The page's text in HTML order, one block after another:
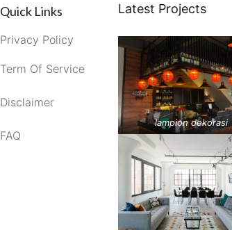
Quick Links
Privacy Policy
Term Of Service
Disclaimer
FAQ
Latest Projects
lampion dekorasi